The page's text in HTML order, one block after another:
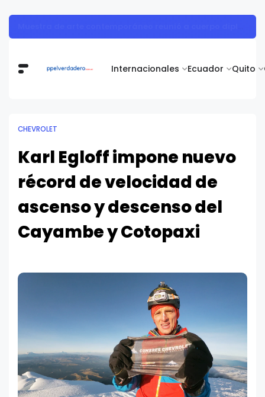
Internacionales Ecuador Quito
CHEVROLET
Karl Egloff impone nuevo
récord de velocidad de
ascenso y descenso del
Cayambe y Cotopaxi